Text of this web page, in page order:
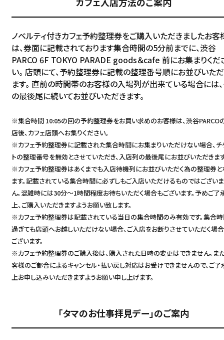
ノベルティ付きカフェ予約整理券をご購入いただきましたお客
は、券面に記載されております集合時間の5分前までに、渋谷
PARCO 6F TOKYO PARADE goods＆cafe 前にお集まりくだ
い。 店頭にて、予約整理券に記載の整理番号順にお並びいた
ます。 直前の時間帯のお客様の入場列が出来ている場合には
の最後尾に続いてお並びいただきます。
※集合時間 10:05の回の予約整理券をお買い求めのお客様は、渋谷PARCO
店後、カフェ店頭へお集りください。
※カフェ予約整理券に記載された集合時間にお集まりいただけない場合、チ
トの整理番号を無効とさせていただき、入店列の最後尾にお並びいただきま
※カフェ予約整理券はあくまでも入店待機列にお並びいただく為の整理券と
ます。記載されている集合時間に必ずしもご入店いただけるものではござい
ん。混雑時には30分～1時間程度お待ちいただく場合もございます。予めご了
上、ご購入いただきますようお願い致します。
※カフェ予約整理券は記載されている当日の集合時間のみ有効です。集合
過ぎても店頭へお越しいただけない場合、ご入店をお断りさせていただく場
ございます。
※カフェ予約整理券のご購入後は、購入された日時の変更はできません。ま
客様のご都合によるキャンセル・払い戻し対応はお受けできませんので、ご了
上お申し込みいただきますようお願い申し上げます。
「タマのお仕事拝見デー」のご案内